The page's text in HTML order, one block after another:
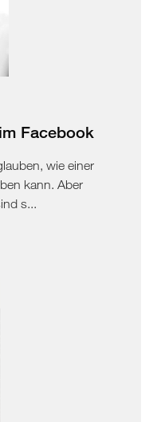
Facebook
wie einer
kann. Aber
s...